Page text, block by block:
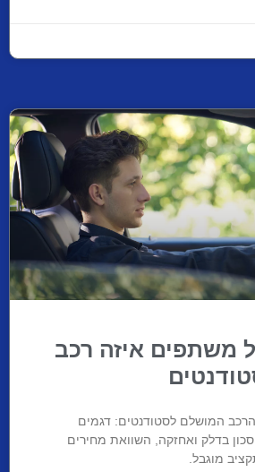
משתפים איזה רכב
המושלם לסטודנטים: דגמים
בדלק ואחזקה, השוואת מחירים
מוגבל.